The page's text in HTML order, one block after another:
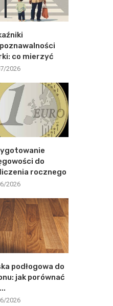
co mierzyć
2026
do
rocznego
2026
podłogowa do
jak porównać
2026